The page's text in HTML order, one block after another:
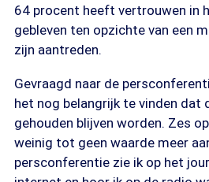
64 procent heeft vertrouwen in
gebleven ten opzichte van een
zijn aantreden.
Gevraagd naar de
het nog belangrijk te vinden dat
gehouden blijven worden. Zes
weinig tot geen waarde meer
persconferentie zie ik op het